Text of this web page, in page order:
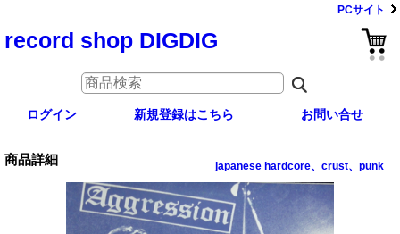
PCサイト
record shop DIGDIG
ログイン 新規登録はこちら お問い合せ
商品詳細 japanese hardcore、crust、punk